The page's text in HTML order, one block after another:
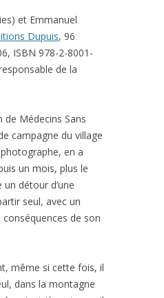
et Emmanuel
Dupuis, 96
ISBN 978-2-8001-
de la
Médecins Sans
campagne du village
en a
un mois, plus le
détour d’une
seul, avec un
conséquences de son
même si cette fois, il
dans la montagne